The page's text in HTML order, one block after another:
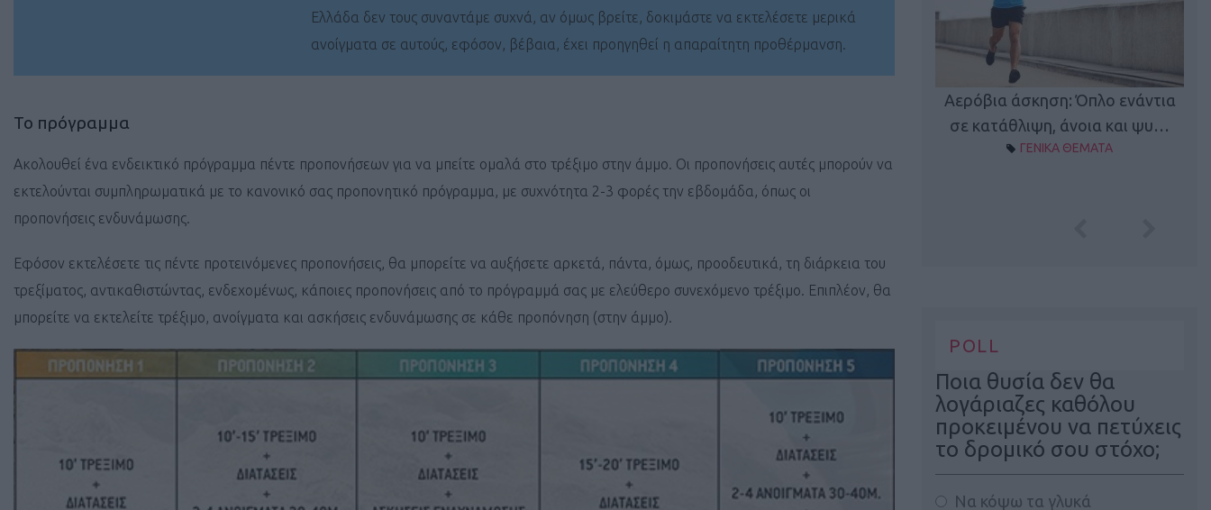
Ελλάδα δεν τους συναντάμε συχνά, αν όμως βρείτε, δοκιμάστε να εκτελέσετε μερικά
ανοίγματα σε αυτούς, εφόσον, βέβαια, έχει προηγηθεί η απαραίτητη προθέρμανση.
Το πρόγραμμα
Ακολουθεί ένα ενδεικτικό πρόγραμμα πέντε προπονήσεων για να μπείτε ομαλά στο τρέξιμο στην άμμο. Οι προπονήσεις αυτές μπορούν να
εκτελούνται συμπληρωματικά με το κανονικό σας προπονητικό πρόγραμμα, με συχνότητα 2-3 φορές την εβδομάδα, όπως οι
προπονήσεις ενδυνάμωσης.
Εφόσον εκτελέσετε τις πέντε προτεινόμενες προπονήσεις, θα μπορείτε να αυξήσετε αρκετά, πάντα, όμως, προοδευτικά, τη διάρκεια του
τρεξίματος, αντικαθιστώντας, ενδεχομένως, κάποιες προπονήσεις από το πρόγραμμά σας με ελεύθερο συνεχόμενο τρέξιμο. Επιπλέον, θα
μπορείτε να εκτελείτε τρέξιμο, ανοίγματα και ασκήσεις ενδυνάμωσης σε κάθε προπόνηση (στην άμμο).
New Year Resolutions: Η άσκηση
Αερόβια άσκηση: Όπλο ενάντια
σε κατάθλιψη, άνοια και ψυ…
ΓΕΝΙΚΑ ΘΕΜΑΤΑ
POLL
Ποια θυσία δεν θα
λογάριαζες καθόλου
προκειμένου να πετύχεις
το δρομικό σου στόχο;
Να κόψω τα γλυκά